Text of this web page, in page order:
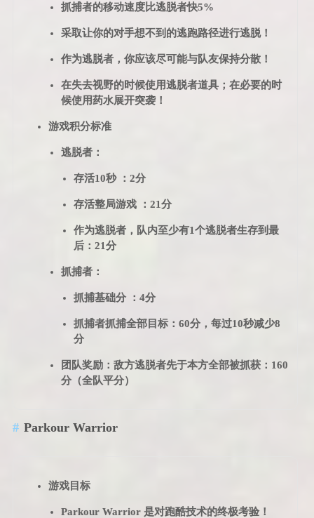
抓捕者的移动速度比逃脱者快5%
采取让你的对手想不到的逃跑路径进行逃脱！
作为逃脱者，你应该尽可能与队友保持分散！
在失去视野的时候使用逃脱者道具；在必要的时
候使用药水展开突袭！
游戏积分标准
逃脱者：
存活10秒 ：2分
存活整局游戏 ：21分
作为逃脱者，队内至少有1个逃脱者生存到最
后：21分
抓捕者：
抓捕基础分 ：4分
抓捕者抓捕全部目标：60分，每过10秒减少8
分
团队奖励：敌方逃脱者先于本方全部被抓获：160
分（全队平分）
Parkour Warrior
游戏目标
Parkour Warrior 是对跑酷技术的终极考验！